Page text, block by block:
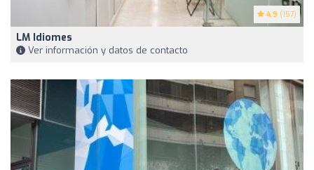
4.9 (157)
LM Idiomes
Ver información y datos de contacto